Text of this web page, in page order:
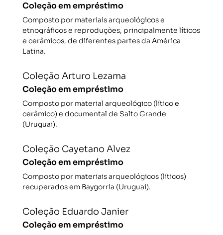
Coleção em empréstimo
Composto por materiais arqueológicos e
etnográficos e reproduções, principalmente líticos
e cerâmicos, de diferentes partes da América
Latina.
Coleção Arturo Lezama
Coleção em empréstimo
Composto por material arqueológico (lítico e
cerâmico) e documental de Salto Grande
(Uruguai).
Coleção Cayetano Alvez
Coleção em empréstimo
Composto por materiais arqueológicos (líticos)
recuperados em Baygorria (Uruguai).
Coleção Eduardo Janier
Coleção em empréstimo